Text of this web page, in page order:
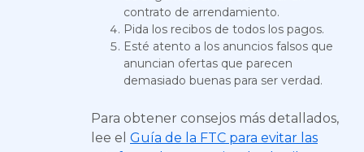
contrato de arrendamiento.
Pida los recibos de todos los pagos.
Esté atento a los anuncios falsos que
anuncian ofertas que parecen
demasiado buenas para ser verdad.
Para obtener consejos más detallados,
lee el Guía de la FTC para evitar las